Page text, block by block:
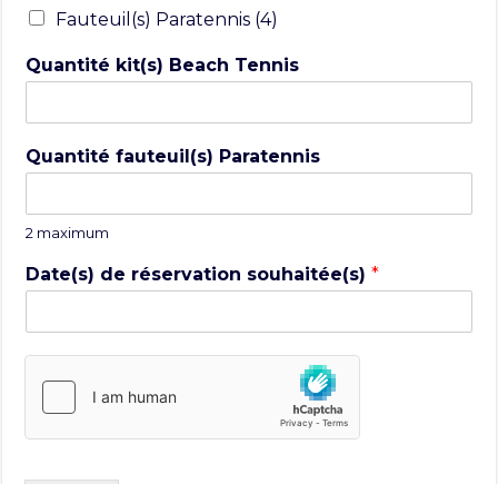
Fauteuil(s) Paratennis (4)
Quantité kit(s) Beach Tennis
Quantité fauteuil(s) Paratennis
2 maximum
Date(s) de réservation souhaitée(s)*